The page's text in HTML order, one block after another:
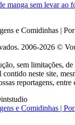
manga sem levar ao
2006-2026 ©
sem limitações,
neste site,
reportagens, entre